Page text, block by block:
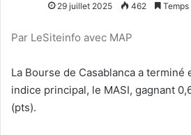
29 juillet 2025 462 Temps
Par LeSiteinfo avec MAP
La Bourse de Casablanca a terminé
indice principal, le MASI, gagnant
(pts).